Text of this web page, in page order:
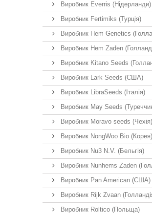
Виробник Everris (Нідерланди)
Виробник Fertimiks (Турція)
Виробник Hem Genetics
Виробник Hem Zaden
Виробник Kitano Seeds
Виробник Lark Seeds (США)
Виробник LibraSeeds (Італія)
Виробник May Seeds
Виробник Moravo seeds (Чехія)
Виробник NongWoo Bio (Корея)
Виробник Nu3 N.V. (Бельгія)
Виробник Nunhems Zaden
Виробник Pan American (США)
Виробник Rijk Zvaan
Виробник Roltico (Польща)